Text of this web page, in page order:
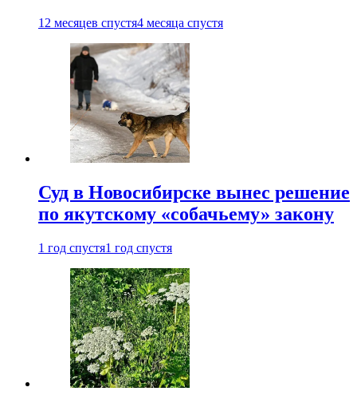
12 месяцев спустя4 месяца спустя
Суд в Новосибирске вынес решение
по якутскому «собачьему» закону
1 год спустя1 год спустя